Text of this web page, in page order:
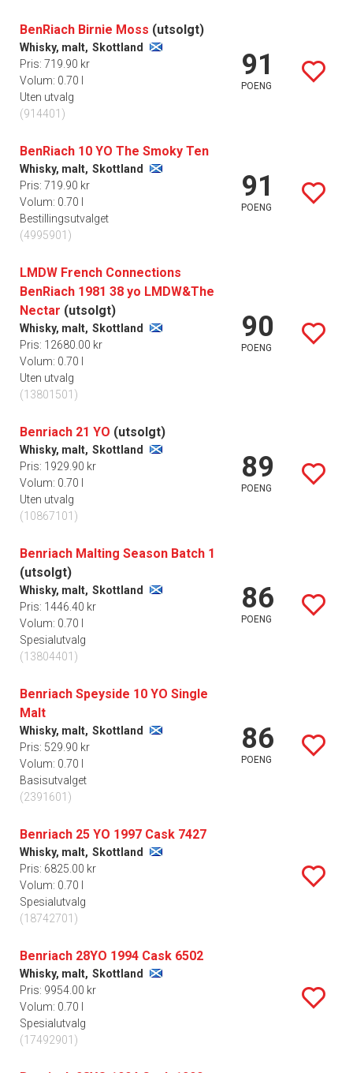
BenRiach Birnie Moss (utsolgt)
Whisky, malt, Skottland
Pris: 719.90 kr
Volum: 0.70 l
Uten utvalg
(914401)
91
POENG
BenRiach 10 YO The Smoky Ten
Whisky, malt, Skottland
Pris: 719.90 kr
Volum: 0.70 l
Bestillingsutvalget
(4995901)
91
POENG
LMDW French Connections
BenRiach 1981 38 yo LMDW&The
Nectar (utsolgt)
Whisky, malt, Skottland
Pris: 12680.00 kr
Volum: 0.70 l
Uten utvalg
(13801501)
90
POENG
Benriach 21 YO (utsolgt)
Whisky, malt, Skottland
Pris: 1929.90 kr
Volum: 0.70 l
Uten utvalg
(10867101)
89
POENG
Benriach Malting Season Batch 1
(utsolgt)
Whisky, malt, Skottland
Pris: 1446.40 kr
Volum: 0.70 l
Spesialutvalg
(13804401)
86
POENG
Benriach Speyside 10 YO Single
Malt
Whisky, malt, Skottland
Pris: 529.90 kr
Volum: 0.70 l
Basisutvalget
(2391601)
86
POENG
Benriach 25 YO 1997 Cask 7427
Whisky, malt, Skottland
Pris: 6825.00 kr
Volum: 0.70 l
Spesialutvalg
(18742701)
Benriach 28YO 1994 Cask 6502
Whisky, malt, Skottland
Pris: 9954.00 kr
Volum: 0.70 l
Spesialutvalg
(17492901)